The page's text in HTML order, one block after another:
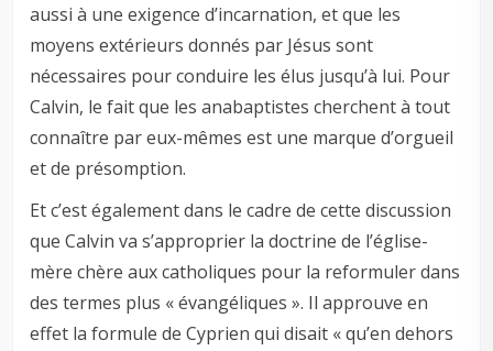
aussi à une exigence d’incarnation, et que les
moyens extérieurs donnés par Jésus sont
nécessaires pour conduire les élus jusqu’à lui. Pour
Calvin, le fait que les anabaptistes cherchent à tout
connaître par eux-mêmes est une marque d’orgueil
et de présomption.
Et c’est également dans le cadre de cette discussion
que Calvin va s’approprier la doctrine de l’église-
mère chère aux catholiques pour la reformuler dans
des termes plus « évangéliques ». Il approuve en
effet la formule de Cyprien qui disait « qu’en dehors